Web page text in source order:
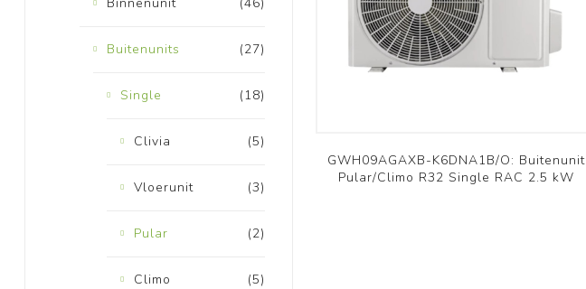
Commercieel PAC
Aquarea
Bekijk meer
GWH09AGAXB-K6DNA1B/O: Buitenunit
Pular/Climo R32 Single RAC 2.5 kW
(27)
Buitenunits
(18)
Single
(5)
Clivia
(3)
Vloerunit
(2)
Pular
(5)
Climo